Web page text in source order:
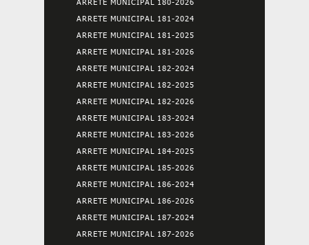
ARRETE MUNICIPAL 181-2024
ARRETE MUNICIPAL 181-2025
ARRETE MUNICIPAL 181-2026
ARRETE MUNICIPAL 182-2024
ARRETE MUNICIPAL 182-2025
ARRETE MUNICIPAL 182-2026
ARRETE MUNICIPAL 183-2024
ARRETE MUNICIPAL 183-2026
ARRETE MUNICIPAL 184-2025
ARRETE MUNICIPAL 185-2026
ARRETE MUNICIPAL 186-2024
ARRETE MUNICIPAL 186-2026
ARRETE MUNICIPAL 187-2024
ARRETE MUNICIPAL 187-2026